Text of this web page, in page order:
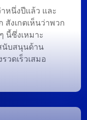
หนึ่งปีแล้ว และ
สังเกตเห็นว่าพวก
นี้ซึ่งเหมาะ
นับสนุนด้าน
วดเร็วเสมอ